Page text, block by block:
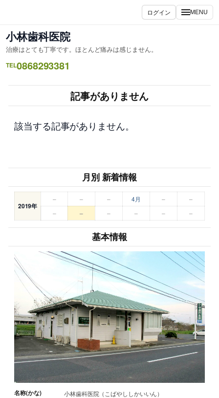
ス
キ
ッ
ログイン MENU
小林歯科医院
治療はとても丁寧です。ほとんど痛みは感じません。
TEL0868293381
記事がありません
該当する記事がありません。
月別 新着情報
2019年
– – – 4月 –
–
–
– – – – –
基本情報
名称(かな) 小林歯科医院（こばやししかいいん）